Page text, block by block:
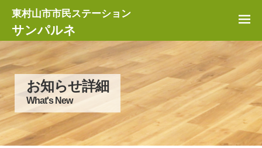
東村山市市民ステーション
サンパルネ
お知らせ詳細
What's New